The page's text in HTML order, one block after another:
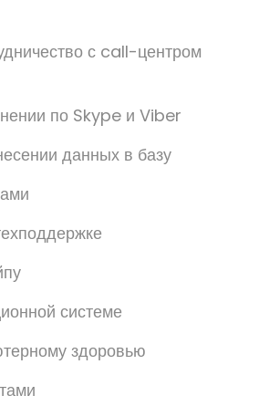
с call-центром
по Skype и Viber
данных в базу
системе
здоровью